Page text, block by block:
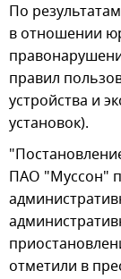
По
в отношении
правил
устройства и
установок).
ПАО "Муссон"
отметили в